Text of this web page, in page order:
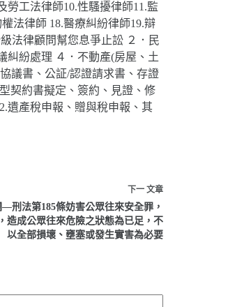
勞工法律師10.性騷擾律師11.監
法律師 18.醫療糾紛律師19.辯
法律顧問幫您息爭止訟 ２．民
紛處理 ４．不動產(房屋、土
議書、公証/認證請求書、存證
契約書擬定、簽約、見證、修
遺產稅申報、贈與稅申報、其
下一 文章
刑法第185條妨害公眾往來安全罪，
造成公眾往來危險之狀態為已足，不
以全部損壞、壅塞或發生實害為必要